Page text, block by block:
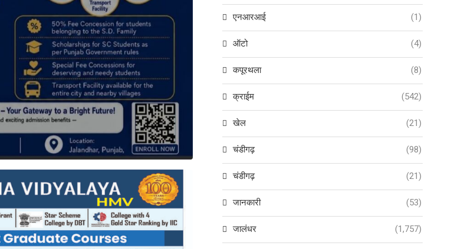
एनआरआई (1)
ऑटो (4)
कपूरथला (8)
क्राईम (542)
खेल (21)
चंडीगढ़ (98)
चंडीगढ़ (21)
जानकारी (53)
जालंधर (1,757)